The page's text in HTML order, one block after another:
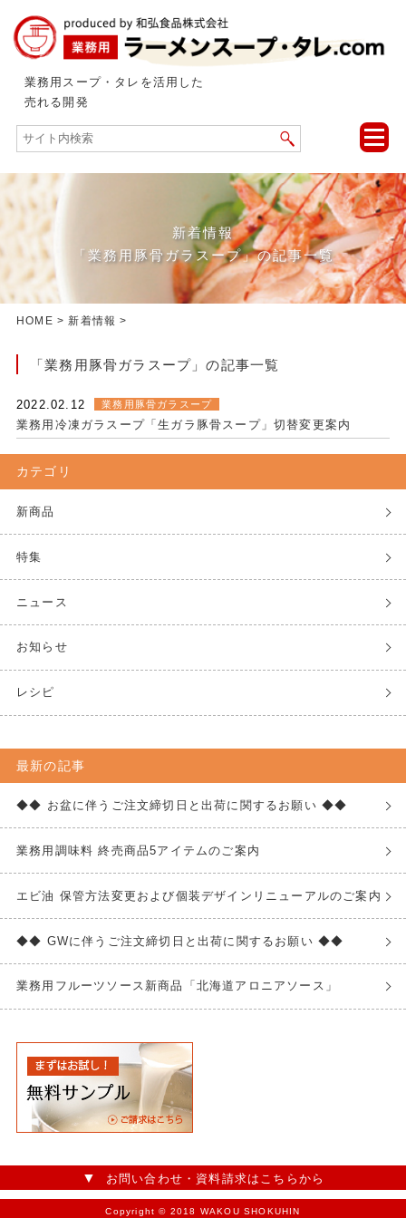
業務用スープ・タレを活用した
売れる開発
toggle
新着情報
「業務用豚骨ガラスープ」の記事一覧
HOME >新着情報 >
「業務用豚骨ガラスープ」の記事一覧
2022.02.12 業務用豚骨ガラスープ
業務用冷凍ガラスープ「生ガラ豚骨スープ」切替変更案内
カテゴリ
新商品
特集
ニュース
お知らせ
レシピ
最新の記事
◆◆ お盆に伴うご注文締切日と出荷に関するお願い ◆◆
業務用調味料 終売商品5アイテムのご案内
エビ油 保管方法変更および個装デザインリニューアルのご案内
◆◆ GWに伴うご注文締切日と出荷に関するお願い ◆◆
業務用フルーツソース新商品「北海道アロニアソース」
お問い合わせ・資料請求はこちらから
Copyright © 2018 WAKOU SHOKUHIN